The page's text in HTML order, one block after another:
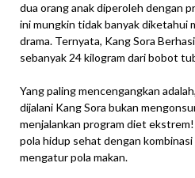
dua orang anak diperoleh dengan
ini mungkin tidak banyak diketahui
drama. Ternyata, Kang Sora
sebanyak 24 kilogram dari bobot
Yang paling mencengangkan
dijalani Kang Sora bukan
menjalankan program diet
pola hidup sehat dengan
mengatur pola makan.